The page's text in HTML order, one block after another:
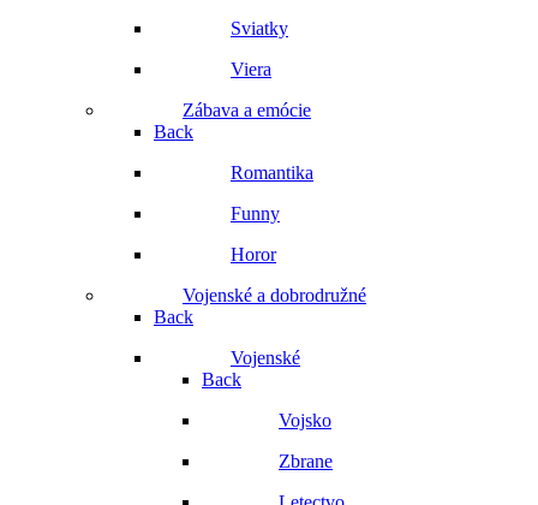
Sviatky
Viera
Zábava a emócie
Back
Romantika
Funny
Horor
Vojenské a dobrodružné
Back
Vojenské
Back
Vojsko
Zbrane